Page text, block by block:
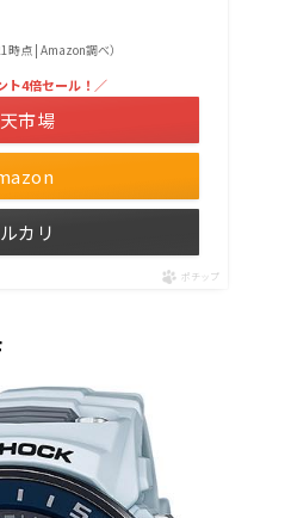
点 | Amazon調べ）
ト4倍セール！／
市場
カリ
ポチップ